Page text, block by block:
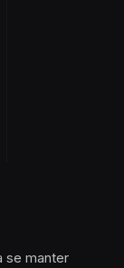
se manter